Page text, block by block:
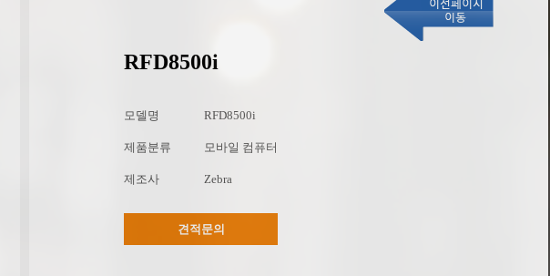
RFD8500i
모델명 RFD8500i
제품분류 모바일 컴퓨터
제조사 Zebra
견적문의